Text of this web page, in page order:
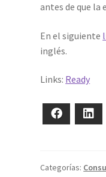
antes de que la
En el siguiente
inglés.
Links: Ready
Facebook
Categorías: